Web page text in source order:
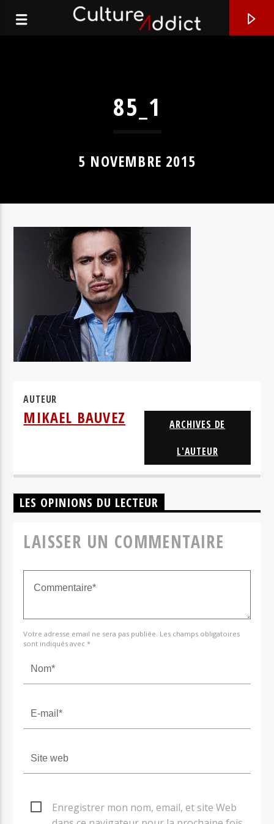
EN CE MOMENT
BLACK
UZI FREYJA
85_1
5 NOVEMBRE 2015
AUTEUR
MIKAEL BAUVEZ
ARCHIVES DE
L'AUTEUR
LES OPINIONS DU LECTEUR
LAISSER UN COMMENTAIRE
Votre adresse email ne sera pas publiée. Les champs obligatoires
sont indiqués avec *
Enregistrer mon nom, email, et site Web